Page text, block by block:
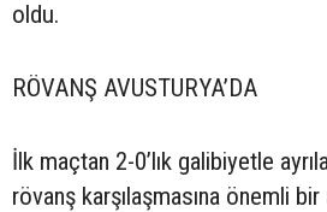
oldu.
RÖVANŞ AVUSTURYA’DA
İlk maçtan 2-0’lık galibiyetle
rövanş karşılaşmasına önemli